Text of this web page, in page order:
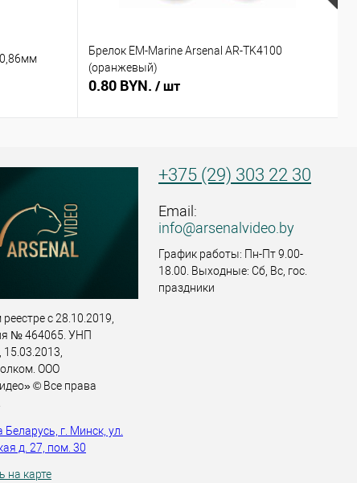
0,86мм
Брелок EM-Marine Arsenal AR-TK4100
(оранжевый)
0.80 BYN. / шт
с 28.10.2019,
№ 464065. УНП
ООО
© Все права
Беларусь, г. Минск, ул.
д. 27, пом. 30
на карте
+375 (29) 303 22 30
Email:
info@arsenalvideo.by
График работы: Пн-Пт 9.00-
18.00. Выходные: Сб, Вс, гос.
праздники